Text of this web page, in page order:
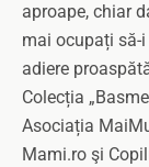
aproape, chiar
mai ocupați să-
adiere
Colecția
Asociația
Mami.ro şi